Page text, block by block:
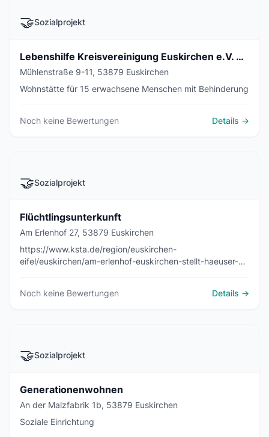
🤝Sozialprojekt
Lebenshilfe Kreisvereinigung Euskirchen e.V. Wohnstätte Euskirchen
Mühlenstraße 9-11, 53879 Euskirchen
Wohnstätte für 15 erwachsene Menschen mit Behinderung
Noch keine Bewertungen Details →
🤝Sozialprojekt
Flüchtlingsunterkunft
Am Erlenhof 27, 53879 Euskirchen
https://www.ksta.de/region/euskirchen-
eifel/euskirchen/am-erlenhof-euskirchen-stellt-haeuser-
Noch keine Bewertungen
Details →
🤝Sozialprojekt
Generationenwohnen
An der Malzfabrik 1b, 53879 Euskirchen
Soziale Einrichtung